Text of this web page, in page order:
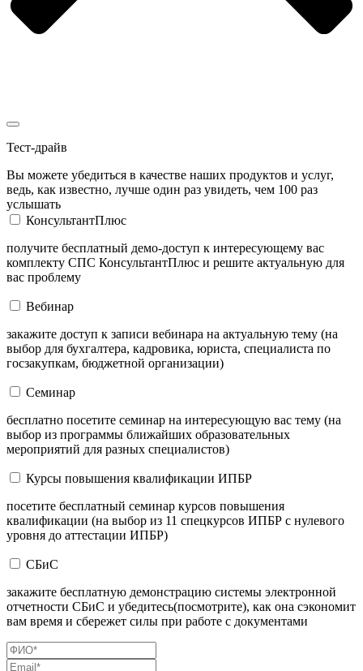
Тест-драйв
Вы можете убедиться в качестве наших продуктов и услуг,
ведь, как известно, лучше один раз увидеть, чем 100 раз
услышать
КонсультантПлюс
получите бесплатный демо-доступ к интересующему вас
комплекту СПС КонсультантПлюс и решите актуальную для
вас проблему
Вебинар
закажите доступ к записи вебинара на актуальную тему (на
выбор для бухгалтера, кадровика, юриста, специалиста по
госзакупкам, бюджетной организации)
Семинар
бесплатно посетите семинар на интересующую вас тему (на
выбор из программы ближайших образовательных
мероприятий для разных специалистов)
Курсы повышения квалификации ИПБР
посетите бесплатный семинар курсов повышения
квалификации (на выбор из 11 спецкурсов ИПБР с нулевого
уровня до аттестации ИПБР)
СБиС
закажите бесплатную демонстрацию системы электронной
отчетности СБиС и убедитесь(посмотрите), как она сэкономит
вам время и сбережет силы при работе с документами